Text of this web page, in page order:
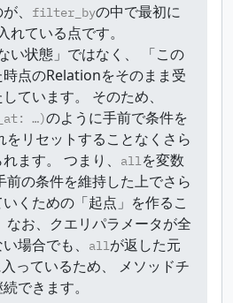
、 filter_byの中で最初に
れている点です。
い状態」ではなく、 「この
点のRelationをそのまま受
ています。 そのため、
…)のように手前で条件を
をリセットすることなくさら
ます。 つまり、
allを変数
前の条件を維持した上でさら
くための「起点」を作るこ
なお、クエリパラメータが全
場合でも、
allが返した元
っているため、 メソッドチ
できます。